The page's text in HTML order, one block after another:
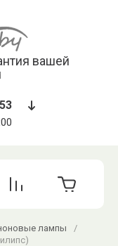
вашей
лампы
/